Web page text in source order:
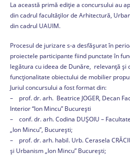
La această primă ediție a concursului au
din cadrul facultăților de Arhitectură,
din cadrul UAUIM.
Procesul de jurizare s-a desfășurat în
proiectele participante fiind punctate în
legătura cu ideea de Dunăre, relevanță și
funcționalitate obiectului de mobilier
Juriul concursului a fost format din:
– prof. dr. arh. Beatrice JOGER, Decan
Interior “Ion Mincu” București
– conf. dr. arh. Codina DUȘOIU –
„Ion Mincu”, București;
– prof. dr. arh. habil. Urb. Cerasela
și Urbanism „Ion Mincu” București;